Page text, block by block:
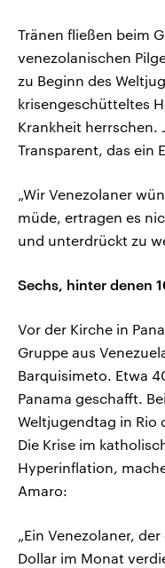
Tränen fließen beim
venezolanischen
zu Beginn des
krisengeschütteltes
Krankheit herrschen.
Transparent, das ein
„Wir Venezolaner
müde, ertragen es
und unterdrückt zu
Sechs, hinter denen
Vor der Kirche in
Gruppe aus
Barquisimeto. Etwa
Panama geschafft.
Weltjugendtag in Rio
Die Krise im
Hyperinflation,
Amaro:
„Ein Venezolaner,
Dollar im Monat